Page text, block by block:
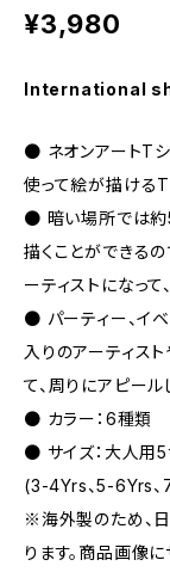
¥3,980
International
● ネオンアートTシ
使って絵が描けるT
● 暗い場所では約5
描くことができる
ーティストになっ
● パーティー、イベ
入りのアーティス
て、周りにアピール
● カラー：6種類
● サイズ：大人用5
(3-4Yrs、5-6Yrs、
※海外製のため、
ります。商品画像